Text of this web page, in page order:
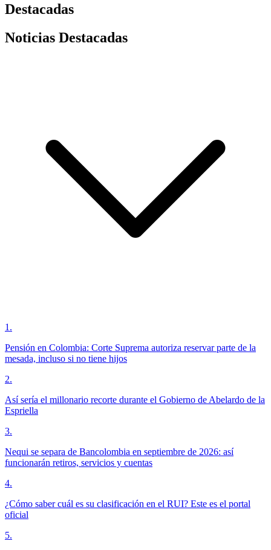
Destacadas
Noticias Destacadas
1 .
Pensión en Colombia: Corte Suprema autoriza reservar parte de la
mesada, incluso si no tiene hijos
2.
Así sería el millonario recorte durante el Gobierno de Abelardo de la
Espriella
3.
Nequi se separa de Bancolombia en septiembre de 2026: así
funcionarán retiros, servicios y cuentas
4.
¿Cómo saber cuál es su clasificación en el RUI? Este es el portal
oficial
5.